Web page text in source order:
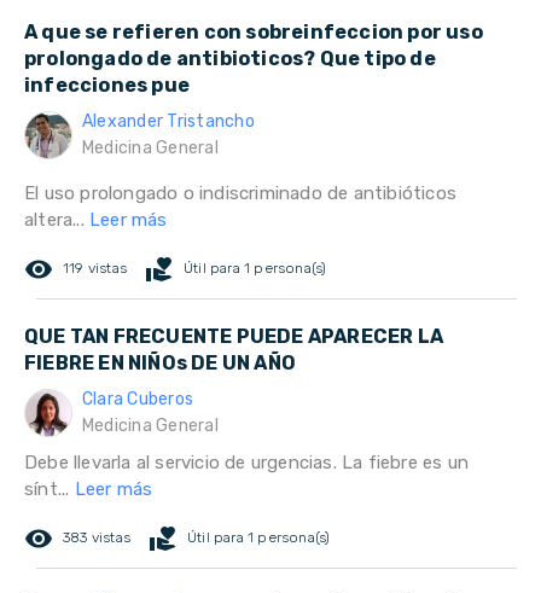
A que se refieren con sobreinfeccion por uso
prolongado de antibioticos? Que tipo de
infecciones pue
Alexander Tristancho
Medicina General
El uso prolongado o indiscriminado de antibióticos
altera... Leer más
remove_red_eye 119 vistas volunteer_activism Útil para 1 persona(s)
QUE TAN FRECUENTE PUEDE APARECER LA
FIEBRE EN NIÑOs DE UN AÑO
Clara Cuberos
Medicina General
Debe llevarla al servicio de urgencias. La fiebre es un
sínt... Leer más
remove_red_eye 383 vistas volunteer_activism Útil para 1 persona(s)